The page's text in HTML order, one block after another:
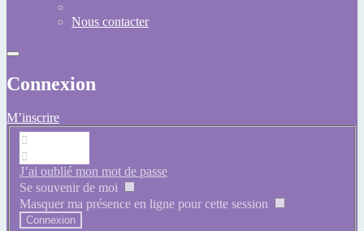
Nous contacter
Connexion
M’inscrire
J’ai oublié mon mot de passe
Se souvenir de moi
Masquer ma présence en ligne pour cette session